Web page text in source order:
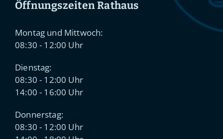
Öffnungszeiten Rathaus
Montag und Mittwoch:
08:30 - 12:00 Uhr
Dienstag:
08:30 - 12:00 Uhr
14:00 - 16:00 Uhr
Donnerstag:
08:30 - 12:00 Uhr